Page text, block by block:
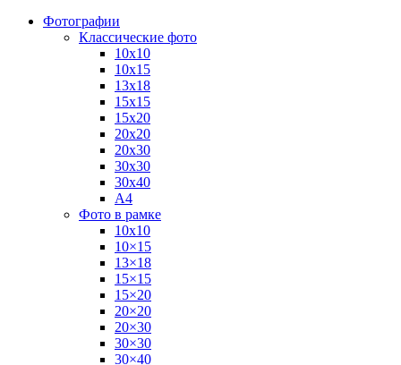
Фотографии
Классические фото
10х10
10х15
13х18
15х15
15х20
20х20
20х30
30х30
30х40
А4
Фото в рамке
10х10
10×15
13×18
15×15
15×20
20×20
20×30
30×30
30×40